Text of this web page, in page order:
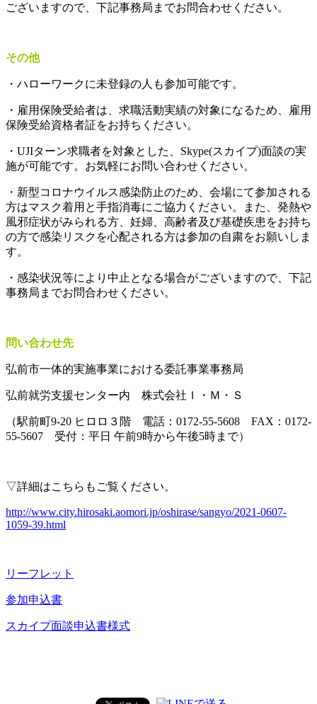
ございますので、下記事務局までお問合わせください。
その他
・ハローワークに未登録の人も参加可能です。
・雇用保険受給者は、求職活動実績の対象になるため、雇用
保険受給資格者証をお持ちください。
・UJIターン求職者を対象とした、Skype(スカイプ)面談の実
施が可能です。お気軽にお問い合わせください。
・新型コロナウイルス感染防止のため、会場にて参加される
方はマスク着用と手指消毒にご協力ください。また、発熱や
風邪症状がみられる方、妊婦、高齢者及び基礎疾患をお持ち
の方で感染リスクを心配される方は参加の自粛をお願いしま
す。
・感染状況等により中止となる場合がございますので、下記
事務局までお問合わせください。
問い合わせ先
弘前市一体的実施事業における委託事業事務局
弘前就労支援センター内 株式会社Ｉ・Ｍ・Ｓ
（駅前町9-20 ヒロロ３階 電話：0172-55-5608 FAX：0172-
55-5607 受付：平日 午前9時から午後5時まで）
▽詳細はこちらもご覧ください。
http://www.city.hirosaki.aomori.jp/oshirase/sangyo/2021-0607-
1059-39.html
リーフレット
参加申込書
スカイプ面談申込書様式